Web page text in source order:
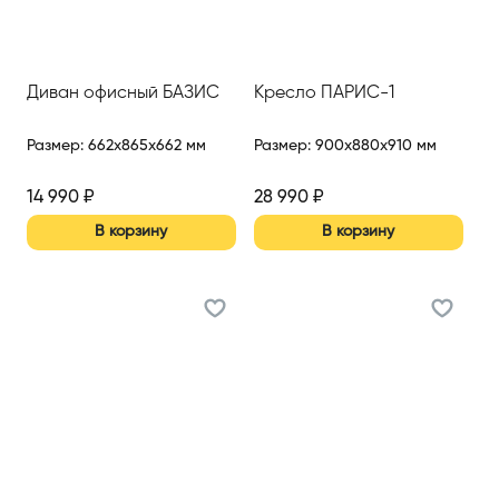
Диван офисный БАЗИС
Размер: 662x865x662 мм
14 990 ₽
В корзину
Кресло ПАРИС-1
Размер: 900x880x910 мм
28 990₽
В корзину